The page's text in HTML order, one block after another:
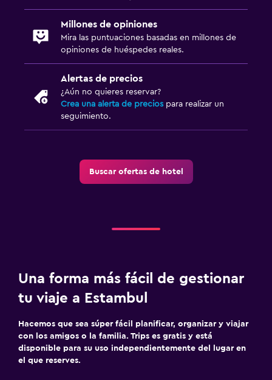
Millones de opiniones
Mira las puntuaciones basadas en millones de
opiniones de huéspedes reales.
Alertas de precios
¿Aún no quieres reservar?
Crea una alerta de precios para realizar un
seguimiento.
Buscar ofertas de hotel
Una forma más fácil de gestionar
tu viaje a Estambul
Hacemos que sea súper fácil planificar, organizar y viajar
con los amigos o la familia. Trips es gratis y está
disponible para su uso independientemente del lugar en
el que reserves.